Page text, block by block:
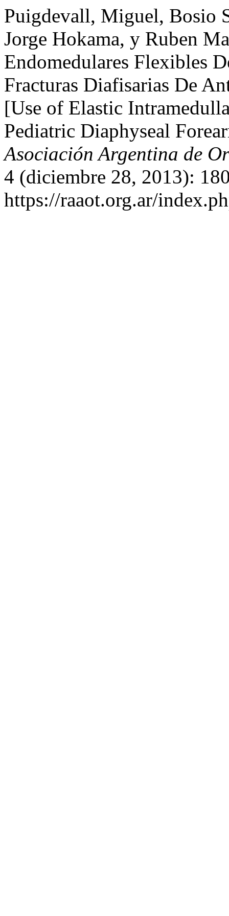
Puigdevall, Miguel, Bosio
Jorge Hokama, y Ruben
Endomedulares Flexibles
Fracturas Diafisarias De
[Use of Elastic
Pediatric Diaphyseal
Asociación Argentina de
4 (diciembre 28, 2013):
https://raaot.org.ar/